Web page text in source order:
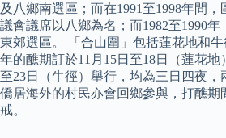
及八鄉南選區；而在1991至1998年間
議會議席以八鄉為名；而1982至1990年
東郊選區。 「合山圍」包括蓮花地和牛
年的醮期訂於11月15日至18日（蓮花地
至23日（牛徑）舉行，均為三日四夜，
僑居海外的村民亦會回鄉參與，打醮期
戒。